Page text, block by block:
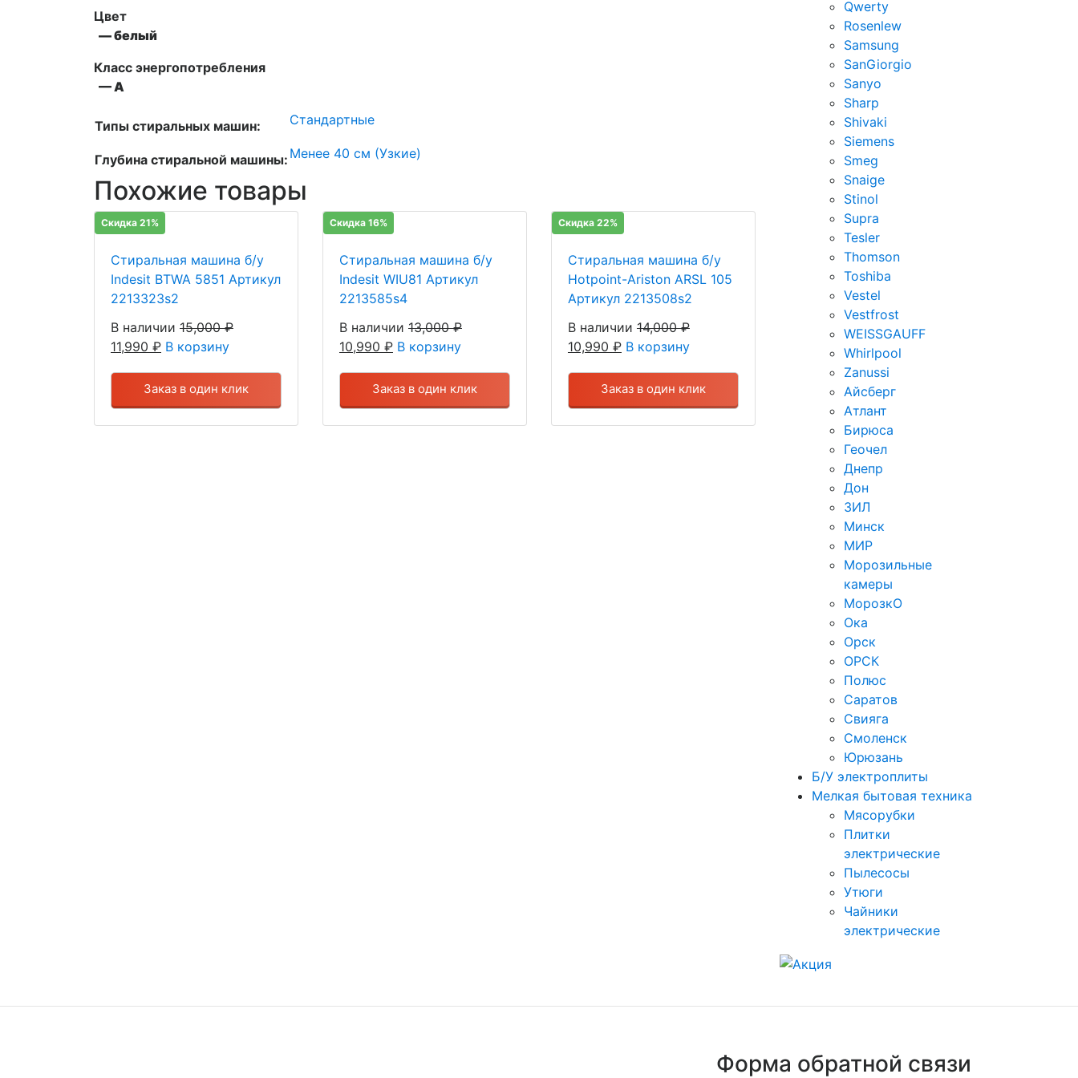
Цвет
— белый
Класс энергопотребления
— А
Типы стиральных машин: Стандартные
Глубина стиральной машины: Менее 40 см (Узкие)
Похожие товары
Скидка 21%
Стиральная машина б/у
Indesit BTWA 5851 Артикул
2213323s2
В наличии 15,000₽
11,990 ₽ В корзину
Заказ в один клик
Скидка 16%
Стиральная машина б/у
Indesit WIU81 Артикул
2213585s4
В наличии 13,000₽
10,990 ₽ В корзину
Заказ в один клик
Скидка 22%
Стиральная машина б/у
Hotpoint-Ariston ARSL 105
Артикул 2213508s2
В наличии 14,000₽
10,990 ₽ В корзину
Заказ в один клик
Qwerty
Rosenlew
Samsung
SanGiorgio
Sanyo
Sharp
Shivaki
Siemens
Smeg
Snaige
Stinol
Supra
Tesler
Thomson
Toshiba
Vestel
Vestfrost
WEISSGAUFF
Whirlpool
Zanussi
Айсберг
Атлант
Бирюса
Геочел
Днепр
Дон
ЗИЛ
Минск
МИР
Морозильные
камеры
МорозкО
Ока
Орск
ОРСК
Полюс
Саратов
Свияга
Смоленск
Юрюзань
Б/У электроплиты
Мелкая бытовая техника
Мясорубки
Плитки
электрические
Пылесосы
Утюги
Чайники
электрические
Форма обратной связи